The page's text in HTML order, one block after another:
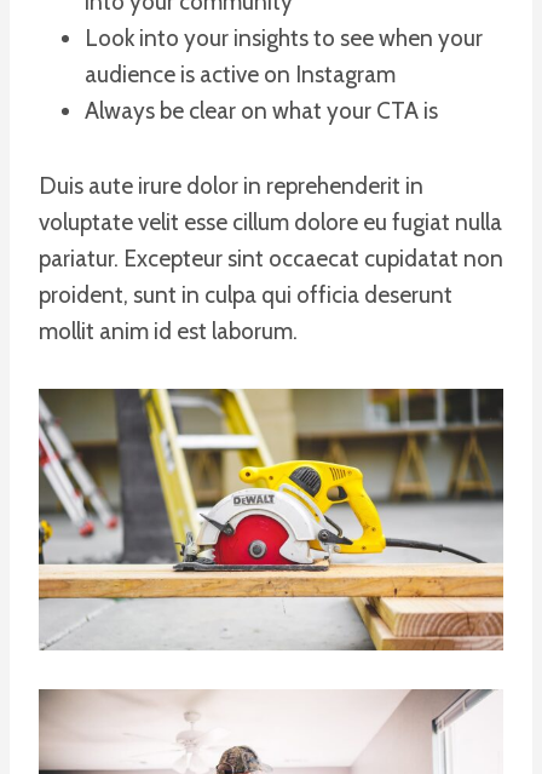
Look into your insights to see when your
audience is active on Instagram
Always be clear on what your CTA is
Duis aute irure dolor in reprehenderit in
voluptate velit esse cillum dolore eu fugiat nulla
pariatur. Excepteur sint occaecat cupidatat non
proident, sunt in culpa qui officia deserunt
mollit anim id est laborum.